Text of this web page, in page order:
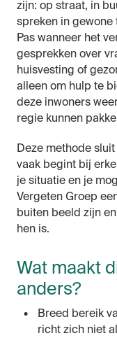
zijn: op straat, in
spreken in gewone
Pas wanneer het
gesprekken over
huisvesting of
alleen om hulp te
deze inwoners
regie kunnen
Deze methode
vaak begint bij
je situatie en je
Vergeten Groep
buiten beeld zijn
hen is.
Wat maakt
anders?
Breed bereik
richt zich niet